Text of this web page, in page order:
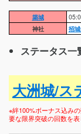
築城
神社
招
ステータス一
大洲城/ス
※絆100%ボーナス込み
要な限界突破の回数を表